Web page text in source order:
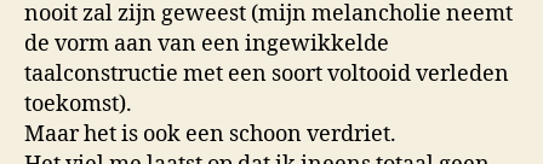
nooit zal zijn geweest (mijn melancholie neemt
de vorm aan van een ingewikkelde
taalconstructie met een soort voltooid verleden
toekomst).
Maar het is ook een schoon verdriet.